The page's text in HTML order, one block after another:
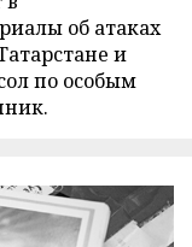
об атаках
и
по особым